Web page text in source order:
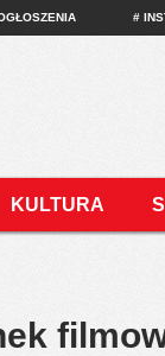
#
KULTURA